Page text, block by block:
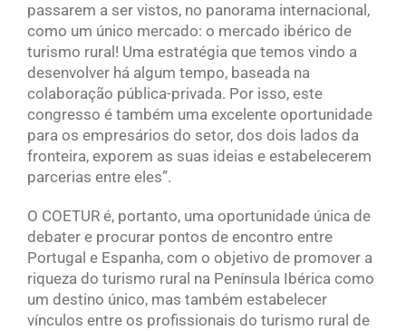
passarem a ser vistos, no panorama internacional,
como um único mercado: o mercado ibérico de
turismo rural! Uma estratégia que temos vindo a
desenvolver há algum tempo, baseada na
colaboração pública-privada. Por isso, este
congresso é também uma excelente oportunidade
para os empresários do setor, dos dois lados da
fronteira, exporem as suas ideias e estabelecerem
parcerias entre eles”.
O COETUR é, portanto, uma oportunidade única de
debater e procurar pontos de encontro entre
Portugal e Espanha, com o objetivo de promover a
riqueza do turismo rural na Península Ibérica como
um destino único, mas também estabelecer
vínculos entre os profissionais do turismo rural de